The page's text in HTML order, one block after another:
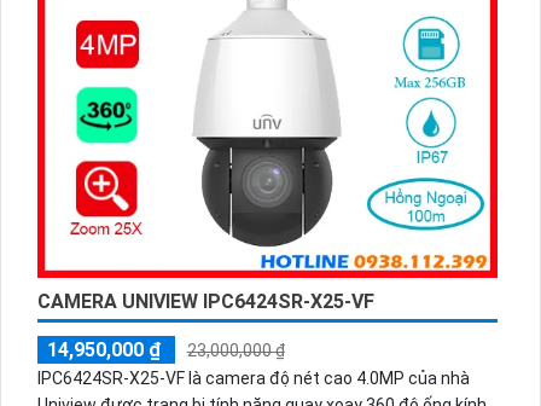
CAMERA UNIVIEW IPC6424SR-X25-VF
14,950,000 ₫
23,000,000 ₫
IPC6424SR-X25-VF là camera độ nét cao 4.0MP của nhà